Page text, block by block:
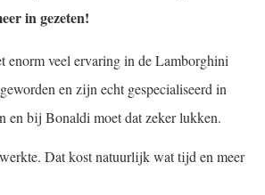
in gezeten!
enorm veel ervaring in de Lamborghini
en zijn echt gespecialiseerd in
bij Bonaldi moet dat zeker lukken.
Dat kost natuurlijk wat tijd en meer